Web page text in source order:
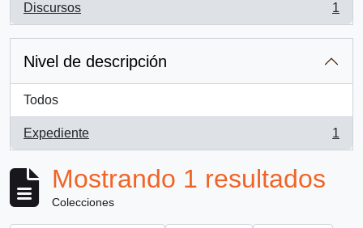
Discursos
, 1 resultados
1
Nivel de descripción
Todos
Expediente
, 1 resultados
1
Mostrando 1 resultados
Colecciones